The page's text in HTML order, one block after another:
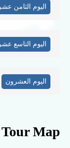
اليوم الثامن عشر
اليوم التاسع عشر
اليوم العشرون
Tour Map